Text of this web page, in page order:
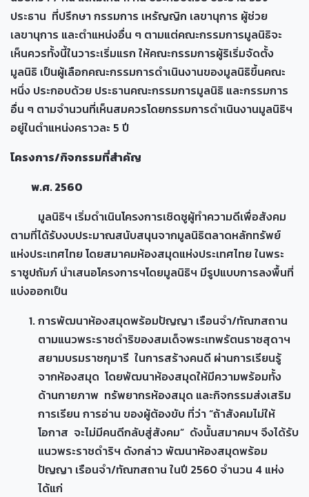
ประธาน ที่ปรึกษา กรรมการ เหรัญญิก เลขานุการ ผู้ช่วย
เลขานุการ และตำแหน่งอื่น ๆ ตามแต่คณะกรรมการมูลนิธิจะ
เห็นควรทั้งนี้ในวาระเริ่มแรก ให้คณะกรรมการผู้ริเริ่มจัดตั้ง
มูลนิธิ เป็นผู้เลือกคณะกรรมการดำเนินงานของมูลนิธิขึ้นคณะ
หนึ่ง ประกอบด้วย ประธานคณะกรรมการมูลนิธิ และกรรมการ
อื่น ๆ ตามจำนวนที่เห็นสมควรโดยกรรมการดำเนินงานมูลนิธิฯ
อยู่ในตำแหน่งคราวละ 5 ปี
โครงการ/กิจกรรมที่สำคัญ
พ.ศ. 2560
มูลนิธิฯ เริ่มดำเนินโครงการเชิดชูผู้ทำความดีเพื่อสังคม
ตามที่ได้รับงบประมาณสนับสนุนจากมูลนิธิตลาดหลักทรัพย์
แห่งประเทศไทย โดยสมาคมห้องสมุดแห่งประเทศไทย ในพระ
ราชูปถัมภ์ นำเสนอโครงการฯโดยมูลนิธิฯ มีรูปแบบการลงพื้นที่
แบ่งออกเป็น
การพัฒนาห้องสมุดพร้อมปัญญา เรือนจำ/ทัณฑสถาน
ตามแนวพระราชดำริของสมเด็จพระเทพรัตนราชสุดาฯ
สยามบรมราชกุมารี ในการสร้างคนดี ผ่านการเรียนรู้
จากห้องสมุด โดยพัฒนาห้องสมุดให้มีความพร้อมทั้ง
ด้านกายภาพ ทรัพยากรห้องสมุด และกิจกรรมส่งเสริม
การเรียน การอ่าน ของผู้ต้องขับ ที่ว่า “ถ้าสังคมไม่ให้
โอกาส จะไม่มีคนดีกลับสู่สังคม” ดังนั้นสมาคมฯ จึงได้รับ
แนวพระราชดำริฯ ดังกล่าว พัฒนาห้องสมุดพร้อม
ปัญญา เรือนจำ/ทัณฑสถาน ในปี 2560 จำนวน 4 แห่ง
ได้แก่